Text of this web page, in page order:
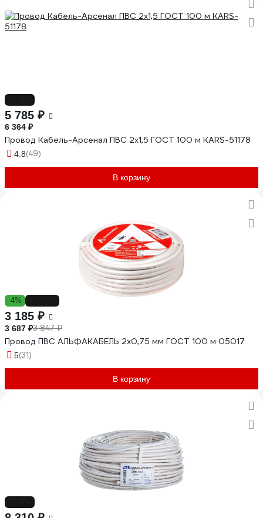
5 785 ₽
6 364 ₽
Провод Кабель-Арсенал ПВС 2х1,5 ГОСТ 100 м KARS-51178
4.8(49)
В корзину
-4%
3 185 ₽
3 687 ₽3 847 ₽
Провод ПВС АЛЬФАКАБЕЛЬ 2х0,75 мм ГОСТ 100 м 05017
5(31)
В корзину